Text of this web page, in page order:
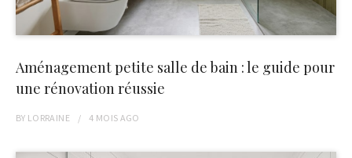
Aménagement petite salle de bain : le guide pour
une rénovation réussie
BY LORRAINE 4 MOIS AGO